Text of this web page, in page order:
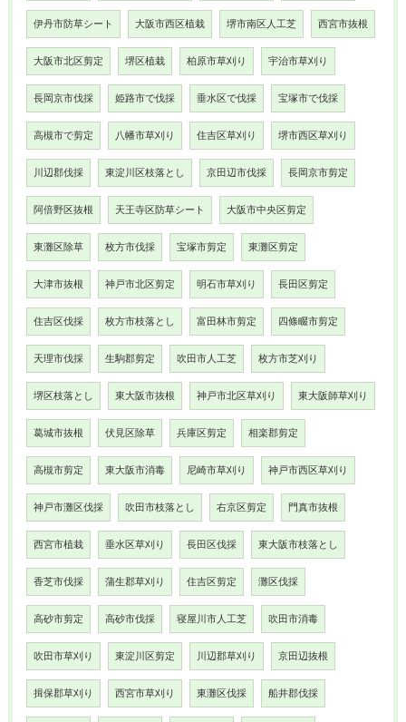
伊丹市防草シート 大阪市西区植栽 堺市南区人工芝 西宮市抜根
大阪市北区剪定 堺区植栽 柏原市草刈り 宇治市草刈り
長岡京市伐採 姫路市で伐採 垂水区で伐採 宝塚市で伐採
高槻市で剪定 八幡市草刈り 住吉区草刈り 堺市西区草刈り
川辺郡伐採 東淀川区枝落とし 京田辺市伐採 長岡京市剪定
阿倍野区抜根 天王寺区防草シート 大阪市中央区剪定
東灘区除草 枚方市伐採 宝塚市剪定 東灘区剪定
大津市抜根 神戸市北区剪定 明石市草刈り 長田区剪定
住吉区伐採 枚方市枝落とし 富田林市剪定 四條畷市剪定
天理市伐採 生駒郡剪定 吹田市人工芝 枚方市芝刈り
堺区枝落とし 東大阪市抜根 神戸市北区草刈り 東大阪師草刈り
葛城市抜根 伏見区除草 兵庫区剪定 相楽郡剪定
高槻市剪定 東大阪市消毒 尼崎市草刈り 神戸市西区草刈り
神戸市灘区伐採 吹田市枝落とし 右京区剪定 門真市抜根
西宮市植栽 垂水区草刈り 長田区伐採 東大阪市枝落とし
香芝市伐採 蒲生郡草刈り 住吉区剪定 灘区伐採
高砂市剪定 高砂市伐採 寝屋川市人工芝 吹田市消毒
吹田市草刈り 東淀川区剪定 川辺郡草刈り 京田辺抜根
揖保郡草刈り 西宮市草刈り 東灘区伐採 船井郡伐採